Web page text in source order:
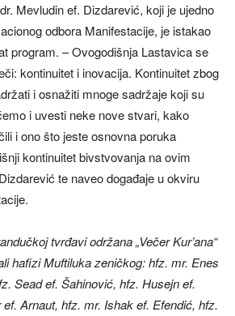
Mevludin ef. Dizdarević, koji je ujedno
odbora Manifestacije, je istakao
program. – Ovogodišnja Lastavica se
kontinuitet i inovacija. Kontinuitet zbog
i osnažiti mnoge sadržaje koji su
i uvesti neke nove stvari, kako
i ono što jeste osnovna poruka
kontinuitet bivstvovanja na ovim
te naveo događaje u okviru
tvrđavi održana „Večer Kur’ana“
hafizi Muftiluka zeničkog: hfz. mr. Enes
Sead ef. Šahinović, hfz. Husejn ef.
Arnaut, hfz. mr. Ishak ef. Efendić, hfz.